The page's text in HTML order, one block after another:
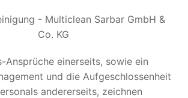
Ansprüche einerseits, sowie ein
und die Aufgeschlossenheit
andererseits, zeichnen